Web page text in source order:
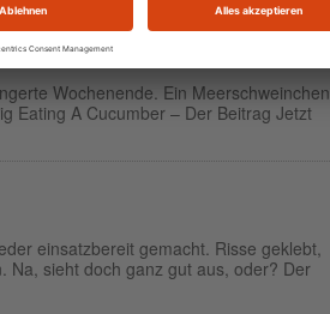
Meerschweinchen
Wochenende. Ein Meerschweinchen
Eating A Cucumber – Der Beitrag Jetzt
einsatzbereit gemacht. Risse geklebt,
sieht doch ganz gut aus, oder? Der